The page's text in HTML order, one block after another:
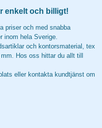
enkelt och billigt!
priser och med snabba
inom hela Sverige.
och kontorsmaterial, tex
Hos oss hittar du allt till
eller kontakta kundtjänst om